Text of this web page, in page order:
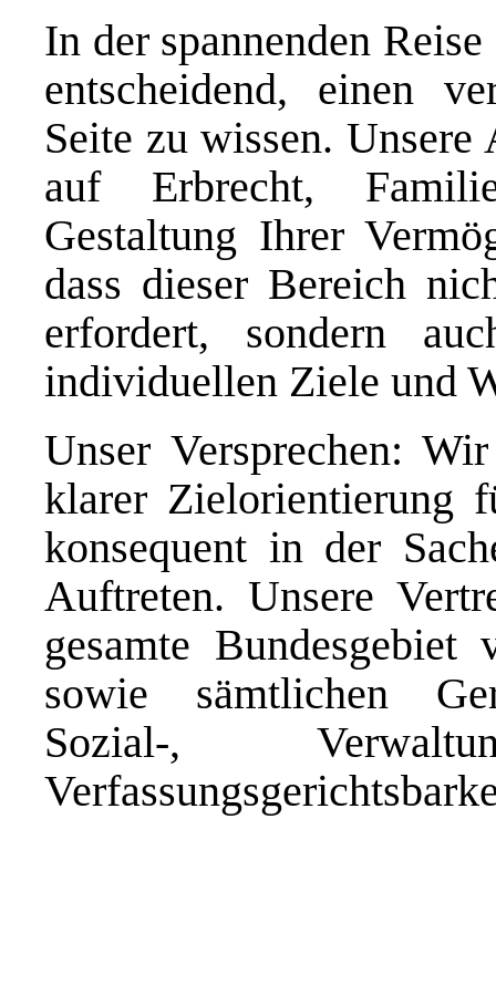
In der spannenden
entscheidend, einen
Seite zu wissen.
auf Erbrecht,
Gestaltung Ihrer
dass dieser Bereich
erfordert, sondern
individuellen Ziele und
Unser Versprechen:
klarer Zielorientierung
konsequent in der
Auftreten. Unsere
gesamte Bundesgebiet
sowie sämtlichen
Sozial-,